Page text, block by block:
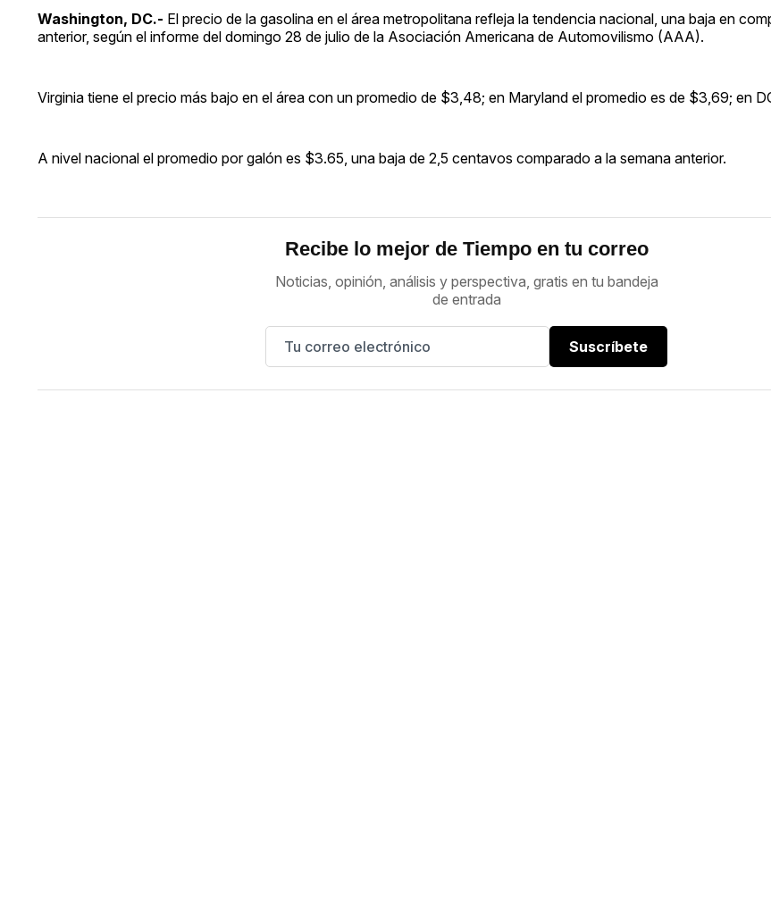
Washington, DC.- El precio de la gasolina en el área metropolitana refleja la tendencia nacional, una baja en
anterior, según el informe del domingo 28 de julio de la Asociación Americana de Automovilismo (AAA).
Virginia tiene el precio más bajo en el área con un promedio de $3,48; en Maryland el promedio es de $3,69; en
A nivel nacional el promedio por galón es $3.65, una baja de 2,5 centavos comparado a la semana anterior.
Recibe lo mejor de Tiempo en tu correo
Noticias, opinión, análisis y perspectiva, gratis en tu bandeja
de entrada
Suscríbete